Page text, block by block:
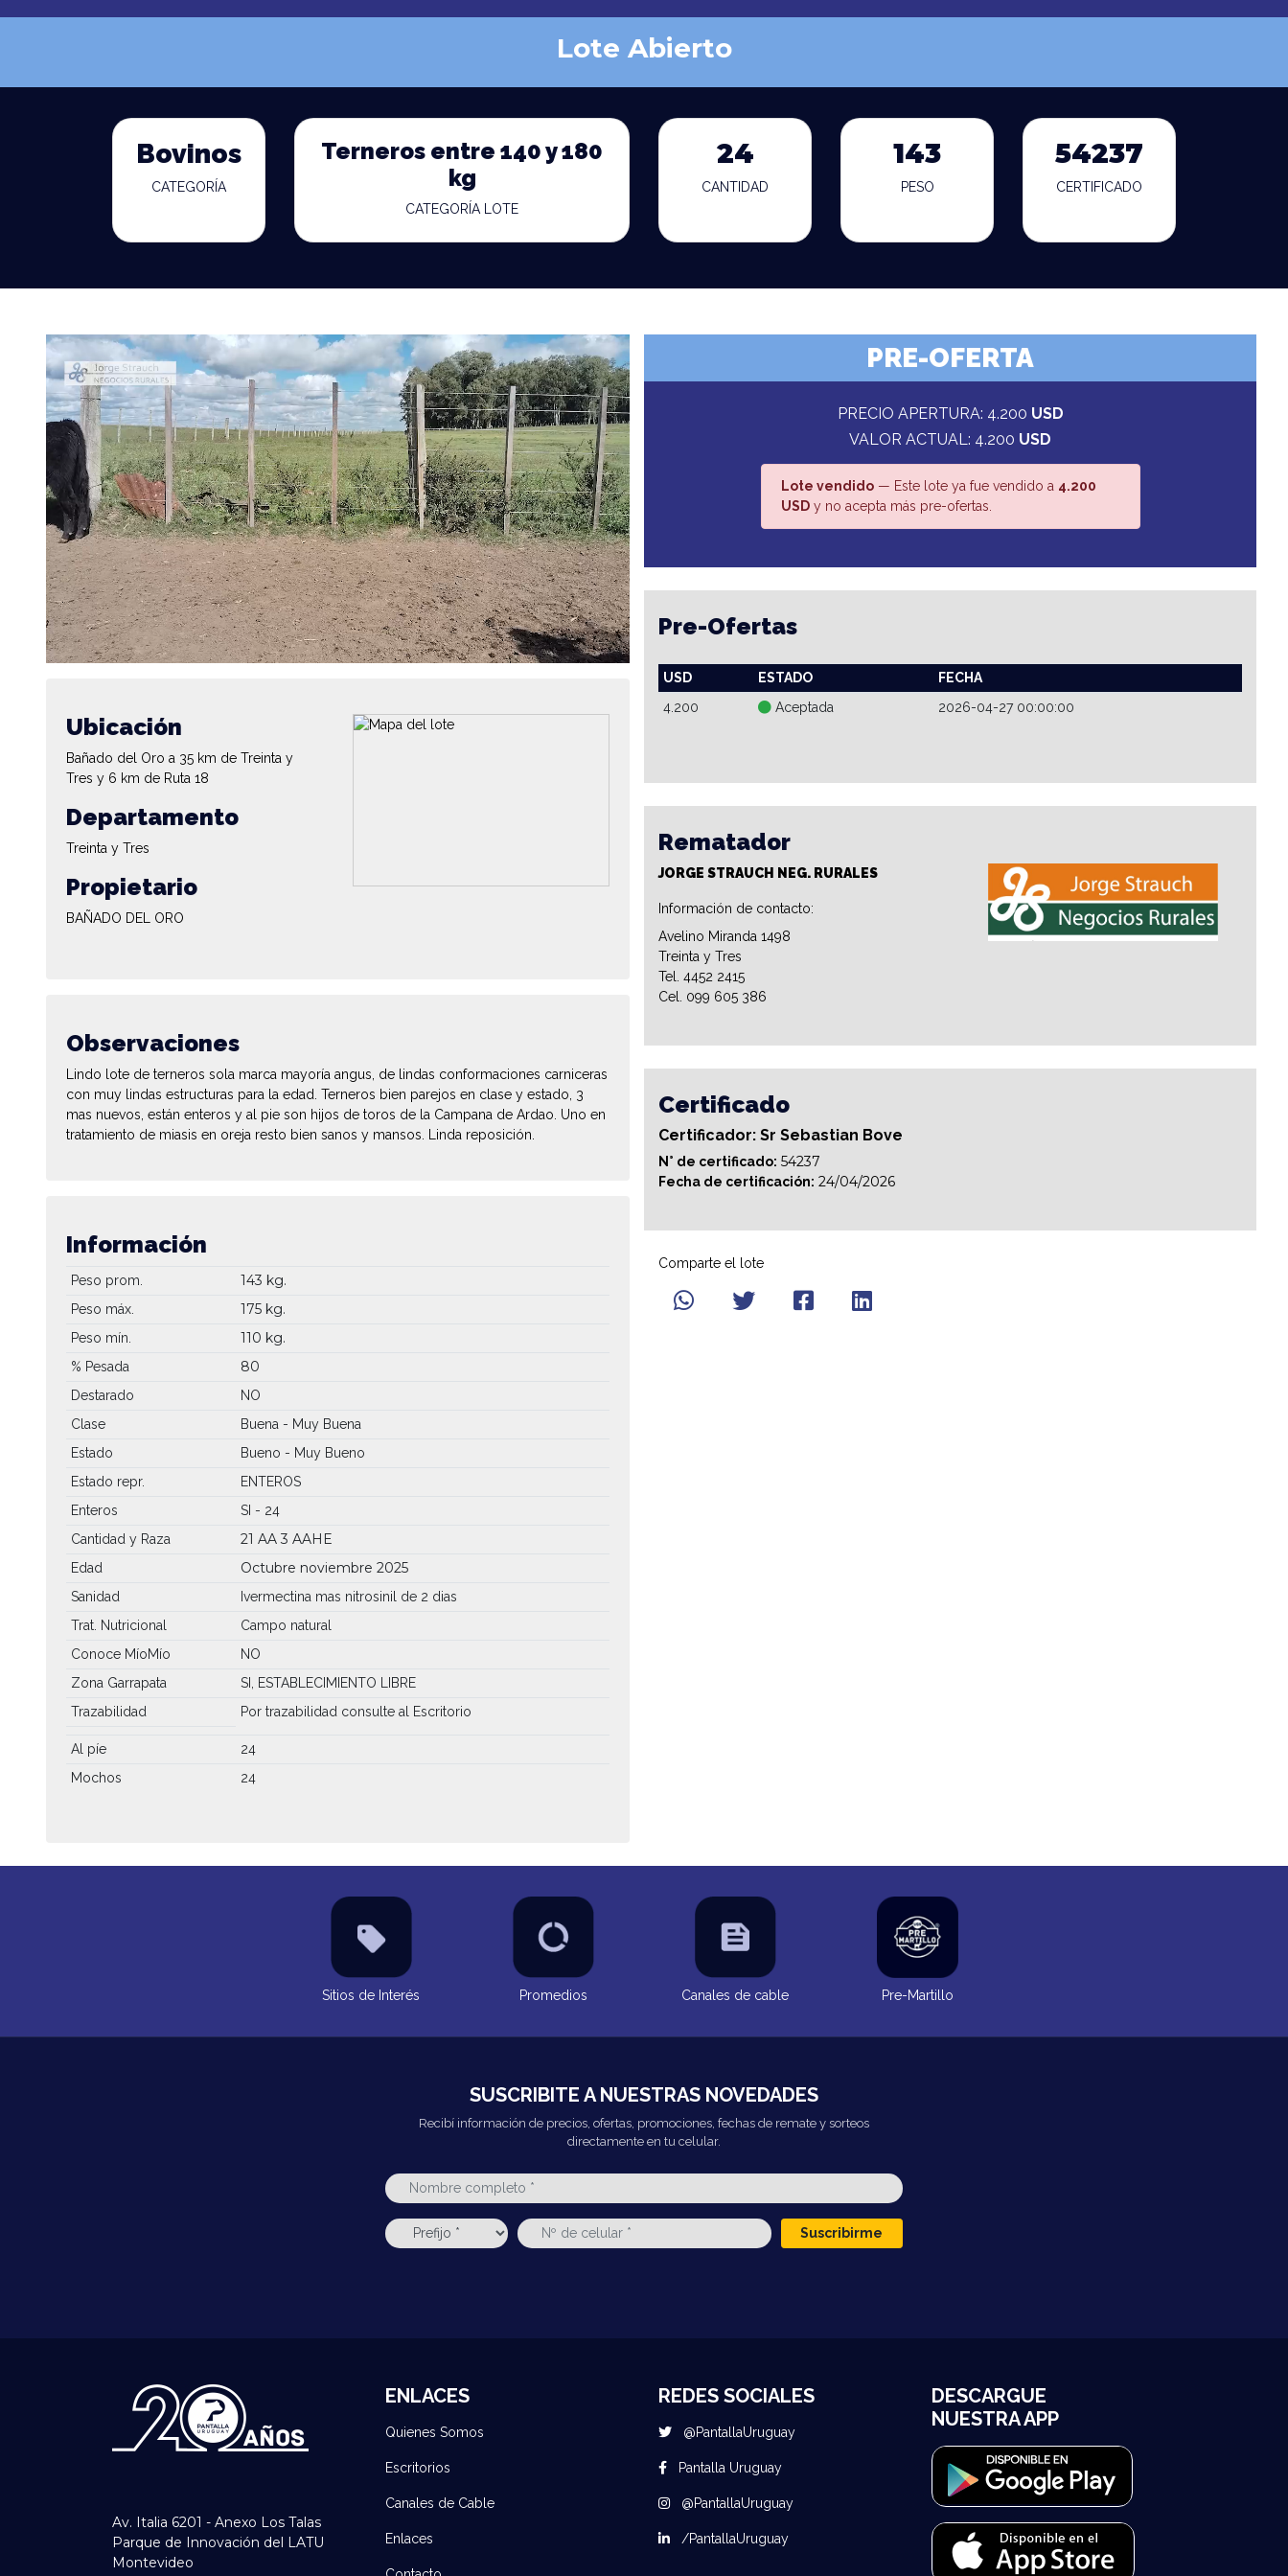
Lote Abierto
Bovinos
CATEGORÍA
Terneros entre 140 y 180
kg
CATEGORÍA LOTE
24
CANTIDAD
143
PESO
54237
CERTIFICADO
Ubicación
Bañado del Oro a 35 km de Treinta y
Tres y 6 km de Ruta 18
Departamento
Treinta y Tres
Propietario
BAÑADO DEL ORO
Observaciones
Lindo lote de terneros sola marca mayoría angus, de lindas conformaciones carniceras
con muy lindas estructuras para la edad. Terneros bien parejos en clase y estado, 3
mas nuevos, están enteros y al pie son hijos de toros de la Campana de Ardao. Uno en
tratamiento de miasis en oreja resto bien sanos y mansos. Linda reposición.
Información
Peso prom. 143 kg.
Peso máx. 175 kg.
Peso mín. 110 kg.
% Pesada 80
Destarado
NO
Clase
Buena - Muy Buena
Estado
Bueno - Muy Bueno
Estado repr.
ENTEROS
Enteros
SI - 24
Cantidad y Raza
21 AA 3 AAHE
Edad Octubre noviembre 2025
Sanidad
Ivermectina mas nitrosinil de 2 dias
Trat. Nutricional
Campo natural
Conoce MíoMío
NO
Zona Garrapata
SI, ESTABLECIMIENTO LIBRE
Trazabilidad
Por trazabilidad consulte al Escritorio
Al píe
24
Mochos
24
PRE-OFERTA
PRECIO APERTURA: 4.200 USD
VALOR ACTUAL: 4.200 USD
Lote vendido— Este lote ya fue vendido a 4.200
USDy no acepta más pre-ofertas.
Pre-Ofertas
USD ESTADO
FECHA
4.200
Aceptada 2026-04-27 00:00:00
Rematador
JORGE STRAUCH NEG. RURALES
Información de contacto:
Avelino Miranda 1498
Treinta y Tres
Tel. 4452 2415
Cel. 099 605 386
Certificado
Certificador: Sr Sebastian Bove
N° de certificado: 54237
Fecha de certificación: 24/04/2026
Comparte el lote
Sitios de Interés Promedios Canales de cable Pre-Martillo
SUSCRIBITE A NUESTRAS NOVEDADES
Recibí información de precios, ofertas, promociones, fechas de remate y sorteos
directamente en tu celular.
Suscribirme
Av. Italia 6201 - Anexo Los Talas
Parque de Innovación del LATU
Montevideo
ENLACES
Quienes Somos
Escritorios
Canales de Cable
Enlaces
REDES SOCIALES
@PantallaUruguay
Pantalla Uruguay
@PantallaUruguay
/PantallaUruguay
DESCARGUE
NUESTRA APP